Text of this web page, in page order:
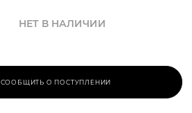
НЕТ В НАЛИЧИИ
СООБЩИТЬ О ПОСТУПЛЕНИИ